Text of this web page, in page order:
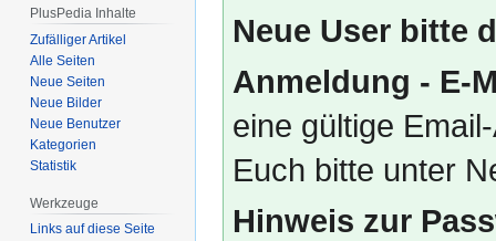
Neue User bitte
Anmeldung - E-
eine gültige
Euch bitte unter
Hinweis zur
PlusPedia Inhalte
Zufälliger Artikel
Alle Seiten
Neue Seiten
Neue Bilder
Neue Benutzer
Kategorien
Statistik
Werkzeuge
Links auf diese Seite